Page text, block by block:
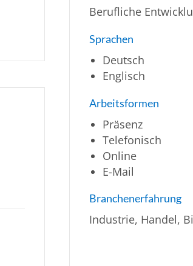
Berufliche
Sprachen
Deutsch
Englisch
Arbeitsformen
Präsenz
Telefonisch
Online
E-Mail
Branchenerfahrung
Industrie, Handel,